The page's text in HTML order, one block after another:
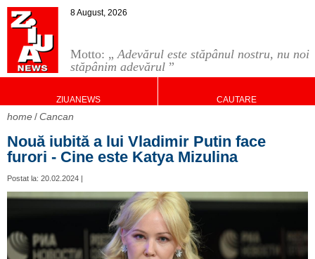
Motto: „Adevărul este stăpânul nostru, nu noi
stăpânim adevărul ”
8 August, 2026
ZIUANEWS CAUTARE
home Cancan
Nouă iubită a lui Vladimir Putin face
furori - Cine este Katya Mizulina
Postat la: 20.02.2024 |